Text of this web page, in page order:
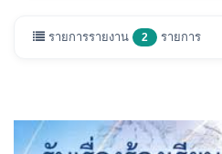
รายการรายงาน 2 รายการ